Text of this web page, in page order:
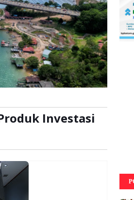
Investasi